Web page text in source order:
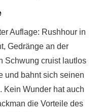
Auflage: Rushhour in
Gedränge an der
Schwung cruist lautlos
und bahnt sich seinen
Kein Wunder hat auch
die Vorteile des